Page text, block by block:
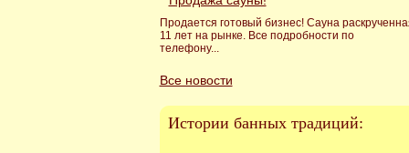
Продается готовый бизнес! Сауна
11 лет на рынке. Все подробности по
телефону...
Все новости
Истории банных традиций: